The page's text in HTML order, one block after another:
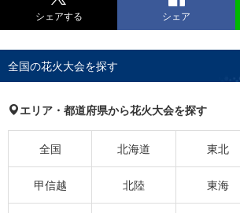
シェアする シェア
全国の花火大会を探す
エリア・都道府県から花火大会を探す
全国 北海道 東北
甲信越 北陸 東海